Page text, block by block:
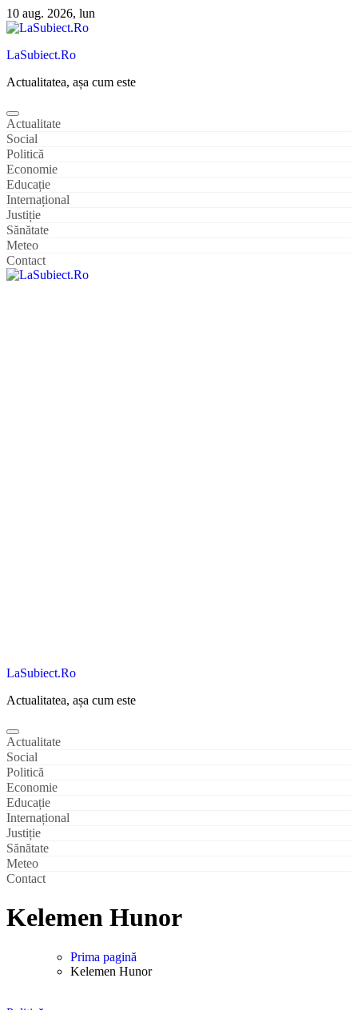
Sari
la
10 aug. 2026, lun
LaSubiect.Ro
Actualitatea, așa cum este
Actualitate
Social
Politică
Economie
Educație
Internațional
Justiție
Sănătate
Meteo
Contact
LaSubiect.Ro
Actualitatea, așa cum este
Actualitate
Social
Politică
Economie
Educație
Internațional
Justiție
Sănătate
Meteo
Contact
Kelemen Hunor
Prima pagină
Kelemen Hunor